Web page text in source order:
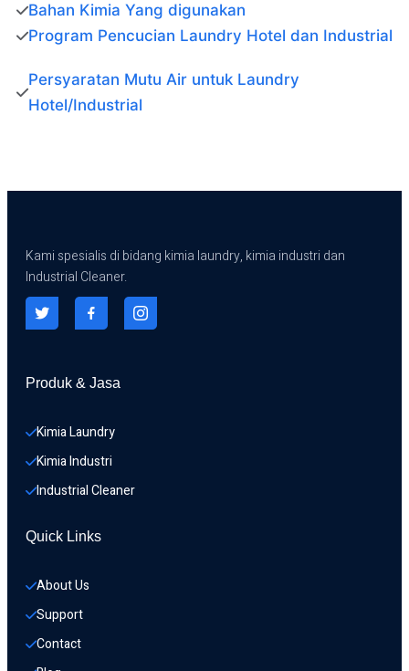
Bahan Kimia Yang digunakan
Program Pencucian Laundry Hotel dan Industrial
Persyaratan Mutu Air untuk Laundry
Hotel/Industrial
Kami spesialis di bidang kimia laundry, kimia industri dan
Industrial Cleaner.
Produk & Jasa
Kimia Laundry
Kimia Industri
Industrial Cleaner
Quick Links
About Us
Support
Contact